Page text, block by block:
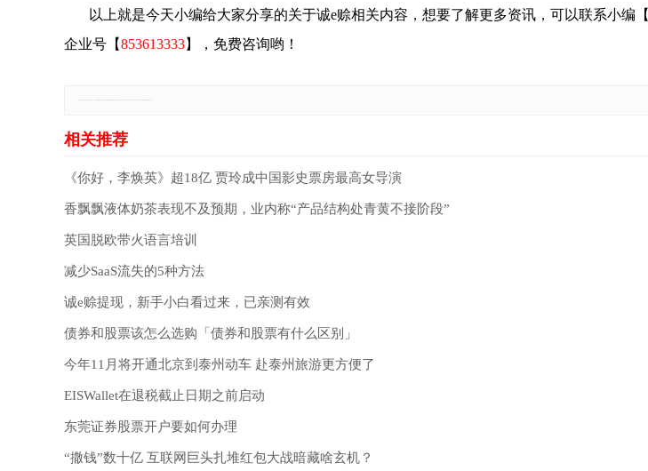
以上就是今天小编给大家分享的关于诚e赊相关内容，想要了解更多资讯，可以联系小编【
企业号【853613333】，免费咨询哟！
《你好，李焕英》超18亿 贾玲成中国影史票房最高女导演
香飘飘液体奶茶表现不及预期，业内称“产品结构处青黄不接阶段”
英国脱欧带火语言培训
减少SaaS流失的5种方法
诚e赊提现，新手小白看过来，已亲测有效
债券和股票该怎么选购「债券和股票有什么区别」
今年11月将开通北京到泰州动车 赴泰州旅游更方便了
EISWallet在退税截止日期之前启动
东莞证券股票开户要如何办理
“撒钱”数十亿 互联网巨头扎堆红包大战暗藏啥玄机？